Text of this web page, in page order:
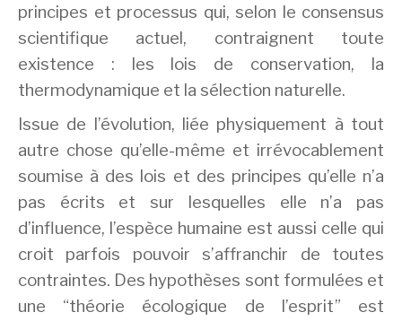
principes et processus qui, selon le consensus
scientifique actuel, contraignent toute
existence : les lois de conservation, la
thermodynamique et la sélection naturelle.
Issue de l’évolution, liée physiquement à tout
autre chose qu’elle-même et irrévocablement
soumise à des lois et des principes qu’elle n’a
pas écrits et sur lesquelles elle n’a pas
d’influence, l’espèce humaine est aussi celle qui
croit parfois pouvoir s’affranchir de toutes
contraintes. Des hypothèses sont formulées et
une “théorie écologique de l’esprit” est